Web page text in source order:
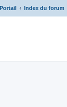
Portail Index du forum